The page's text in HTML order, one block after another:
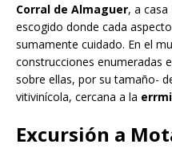
Corral de Almaguer, a
escogido donde cada
sumamente cuidado. En el
construcciones enumeradas
sobre ellas, por su tamaño-
vitivinícola, cercana a la
Excursión a